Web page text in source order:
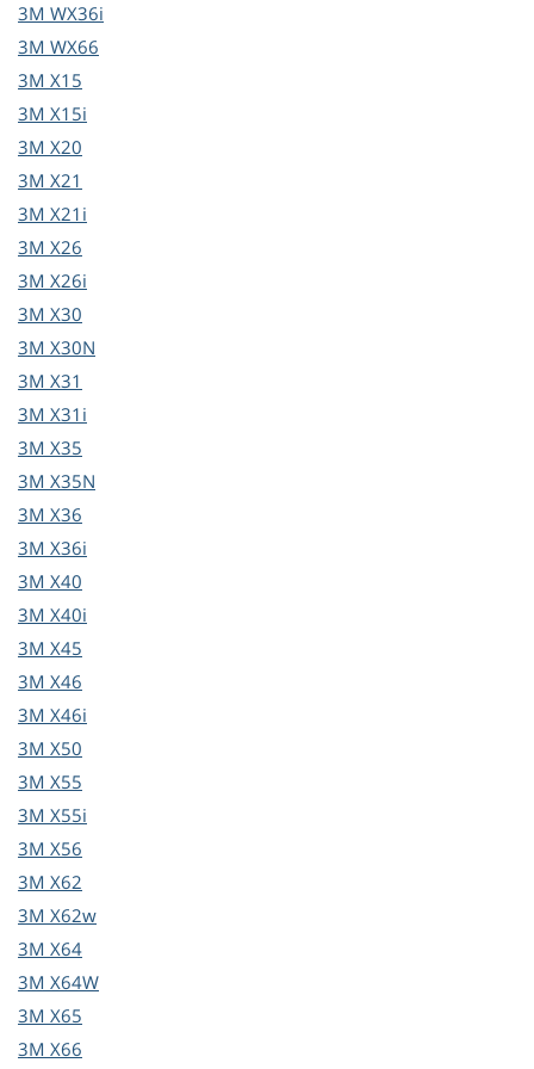
3M WX36i
3M WX66
3M X15
3M X15i
3M X20
3M X21
3M X21i
3M X26
3M X26i
3M X30
3M X30N
3M X31
3M X31i
3M X35
3M X35N
3M X36
3M X36i
3M X40
3M X40i
3M X45
3M X46
3M X46i
3M X50
3M X55
3M X55i
3M X56
3M X62
3M X62w
3M X64
3M X64W
3M X65
3M X66